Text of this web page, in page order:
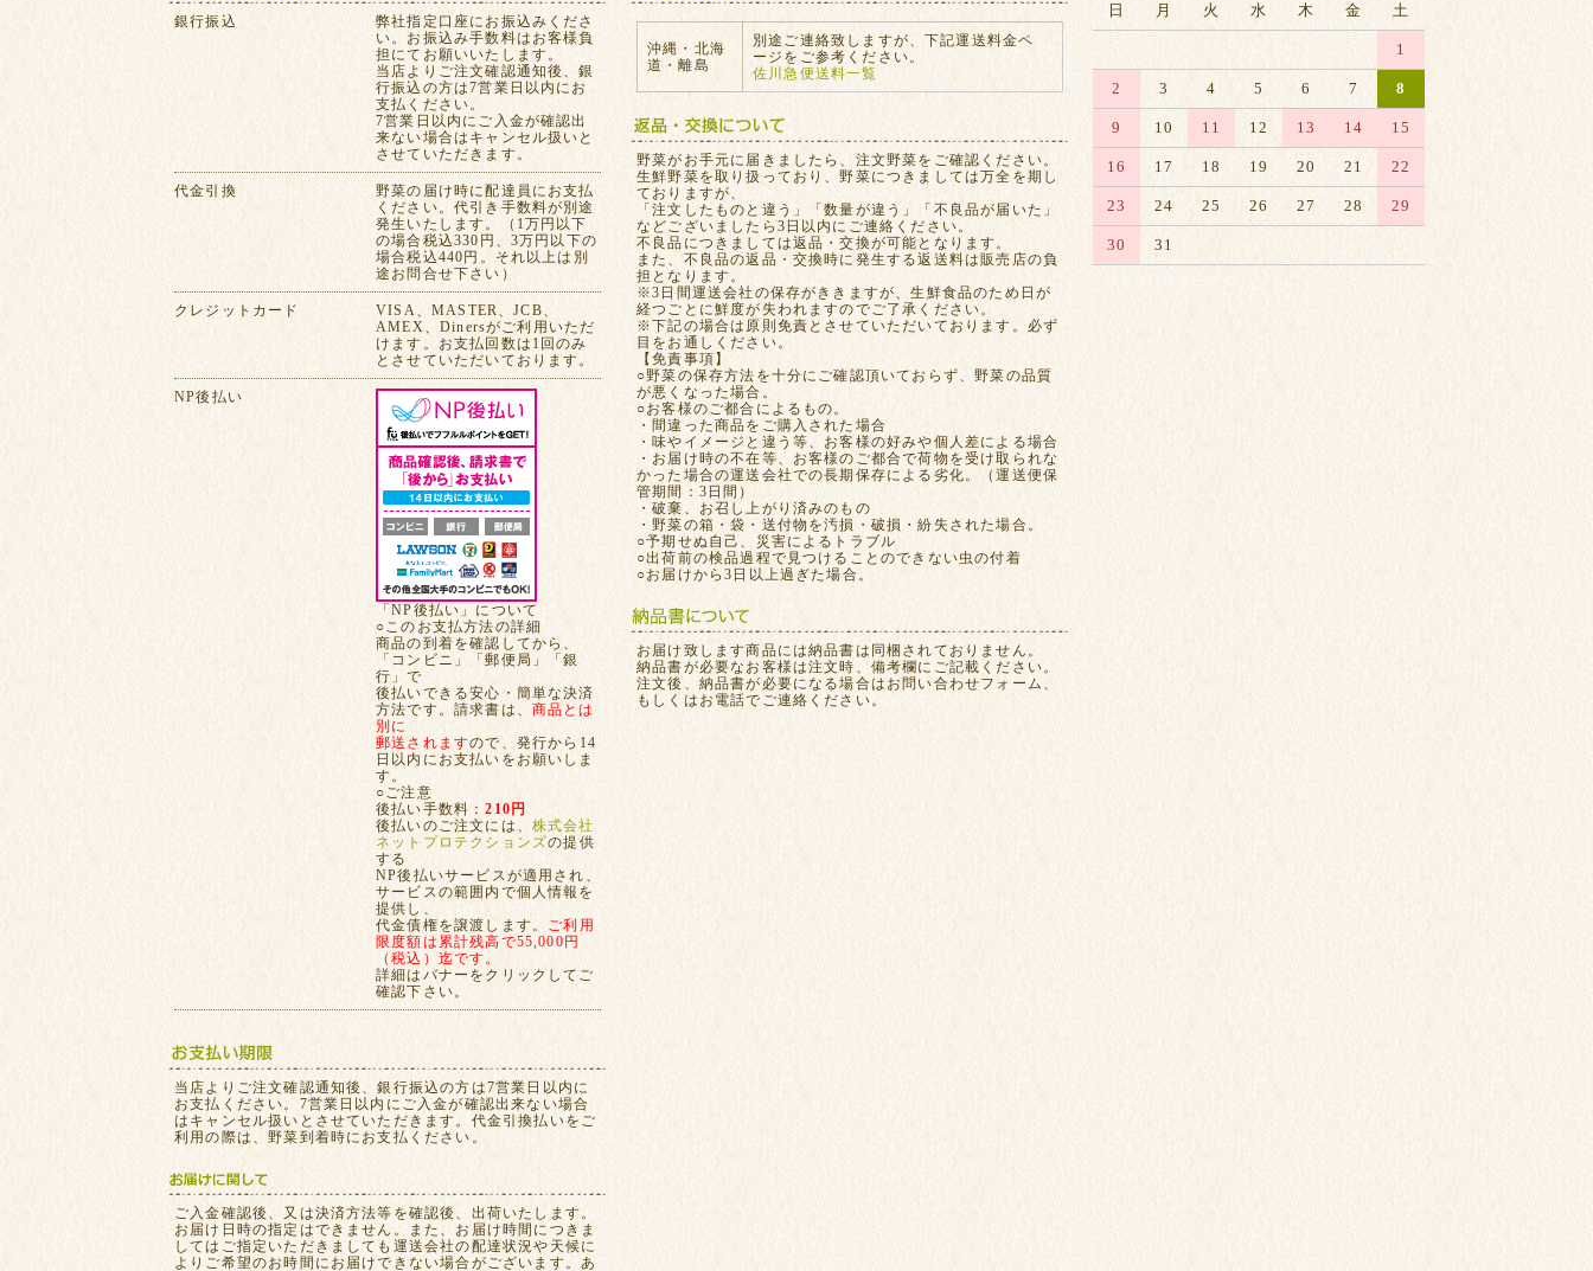
日
月 火 水 木 金 土
1
2 3 4 5 6 7 8
9 10 11 12 13 14 15
16 17 18 19 20 21 22
23 24 25 26 27 28 29
30 31
銀行振込
弊社指定口座にお振込みくださ
い。お振込み手数料はお客様負
担にてお願いいたします。
当店よりご注文確認通知後、銀
行振込の方は7営業日以内にお
支払ください。
7営業日以内にご入金が確認出
来ない場合はキャンセル扱いと
させていただきます。
代金引換
野菜の届け時に配達員にお支払
ください。代引き手数料が別途
発生いたします。（1万円以下
の場合税込330円、3万円以下の
場合税込440円。それ以上は別
途お問合せ下さい）
クレジットカード
VISA、MASTER、JCB、
AMEX、Dinersがご利用いただ
けます。お支払回数は1回のみ
とさせていただいております。
NP後払い
「NP後払い」について
○このお支払方法の詳細
商品の到着を確認してから、
「コンビニ」「郵便局」「銀
行」で
後払いできる安心・簡単な決済
方法です。請求書は、 商品とは
別に
郵送されますので、発行から14
日以内にお支払いをお願いしま
す。
○ご注意
後払い手数料：210円
後払いのご注文には、 株式会社
ネットプロテクションズの提供
する
NP後払いサービスが適用され、
サービスの範囲内で個人情報を
提供し、
代金債権を譲渡します。 ご利用
限度額は累計残高で55,000円
（税込）迄です。
詳細はバナーをクリックしてご
確認下さい。
当店よりご注文確認通知後、銀行振込の方は7営業日以内に
お支払ください。7営業日以内にご入金が確認出来ない場合
はキャンセル扱いとさせていただきます。代金引換払いをご
利用の際は、野菜到着時にお支払ください。
ご入金確認後、又は決済方法等を確認後、出荷いたします。
お届け日時の指定はできません。また、お届け時間につきま
してはご指定いただきましても運送会社の配達状況や天候に
よりご希望のお時間にお届けできない場合がございます。あ
沖縄・北海
道・離島
別途ご連絡致しますが、下記運送料金ペ
ージをご参考ください。
佐川急便送料一覧
野菜がお手元に届きましたら、注文野菜をご確認ください。
生鮮野菜を取り扱っており、野菜につきましては万全を期し
ておりますが、
「注文したものと違う」「数量が違う」「不良品が届いた」
などございましたら3日以内にご連絡ください。
不良品につきましては返品・交換が可能となります。
また、不良品の返品・交換時に発生する返送料は販売店の負
担となります。
※3日間運送会社の保存がききますが、生鮮食品のため日が
経つごとに鮮度が失われますのでご了承ください。
※下記の場合は原則免責とさせていただいております。必ず
目をお通しください。
【免責事項】
○野菜の保存方法を十分にご確認頂いておらず、野菜の品質
が悪くなった場合。
○お客様のご都合によるもの。
・間違った商品をご購入された場合
・味やイメージと違う等、お客様の好みや個人差による場合
・お届け時の不在等、お客様のご都合で荷物を受け取られな
かった場合の運送会社での長期保存による劣化。（運送便保
管期間：3日間）
・破棄、お召し上がり済みのもの
・野菜の箱・袋・送付物を汚損・破損・紛失された場合。
○予期せぬ自己、災害によるトラブル
○出荷前の検品過程で見つけることのできない虫の付着
○お届けから3日以上過ぎた場合。
お届け致します商品には納品書は同梱されておりません。
納品書が必要なお客様は注文時、備考欄にご記載ください。
注文後、納品書が必要になる場合はお問い合わせフォーム、
もしくはお電話でご連絡ください。